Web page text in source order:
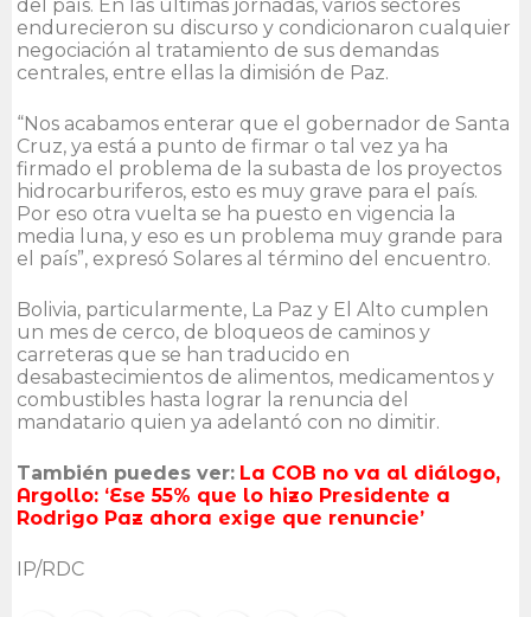
del país. En las últimas jornadas, varios sectores
endurecieron su discurso y condicionaron cualquier
negociación al tratamiento de sus demandas
centrales, entre ellas la dimisión de Paz.
“Nos acabamos enterar que el gobernador de Santa
Cruz, ya está a punto de firmar o tal vez ya ha
firmado el problema de la subasta de los proyectos
hidrocarburiferos, esto es muy grave para el país.
Por eso otra vuelta se ha puesto en vigencia la
media luna, y eso es un problema muy grande para
el país”, expresó Solares al término del encuentro.
Bolivia, particularmente, La Paz y El Alto cumplen
un mes de cerco, de bloqueos de caminos y
carreteras que se han traducido en
desabastecimientos de alimentos, medicamentos y
combustibles hasta lograr la renuncia del
mandatario quien ya adelantó con no dimitir.
También puedes ver: La COB no va al diálogo,
Argollo: ‘Ese 55% que lo hizo Presidente a
Rodrigo Paz ahora exige que renuncie’
IP/RDC